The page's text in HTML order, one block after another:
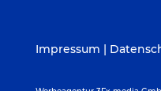
Impressum |